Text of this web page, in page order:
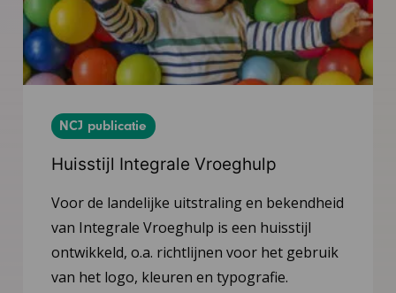
NCJ publicatie
Huisstijl Integrale Vroeghulp
Voor de landelijke uitstraling en bekendheid
van Integrale Vroeghulp is een huisstijl
ontwikkeld, o.a. richtlijnen voor het gebruik
van het logo, kleuren en typografie.